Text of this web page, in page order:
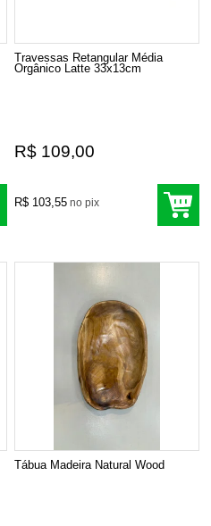
Travessas Retangular Média
Orgânico Latte 33x13cm
R$ 109,00
R$ 103,55 no pix
Tábua Madeira Natural Wood